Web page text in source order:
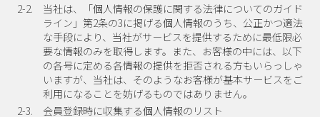
2-2.
当社は、「個人情報の保護に関する法律についてのガイド
ライン」第2条の3に掲げる個人情報のうち、公正かつ適法
な手段により、当社がサービスを提供するために最低限必
要な情報のみを取得します。また、お客様の中には、以下
の各号に定める各情報の提供を拒否される方もいらっしゃ
いますが、当社は、そのようなお客様が基本サービスをご
利用になることを妨げるものではありません。
2-3.
会員登録時に収集する個人情報のリスト